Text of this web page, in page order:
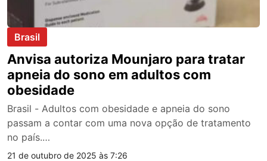
Brasil
Anvisa autoriza Mounjaro para tratar
apneia do sono em adultos com
obesidade
Brasil - Adultos com obesidade e apneia do sono
passam a contar com uma nova opção de tratamento
no país.…
21 de outubro de 2025 às 7:26